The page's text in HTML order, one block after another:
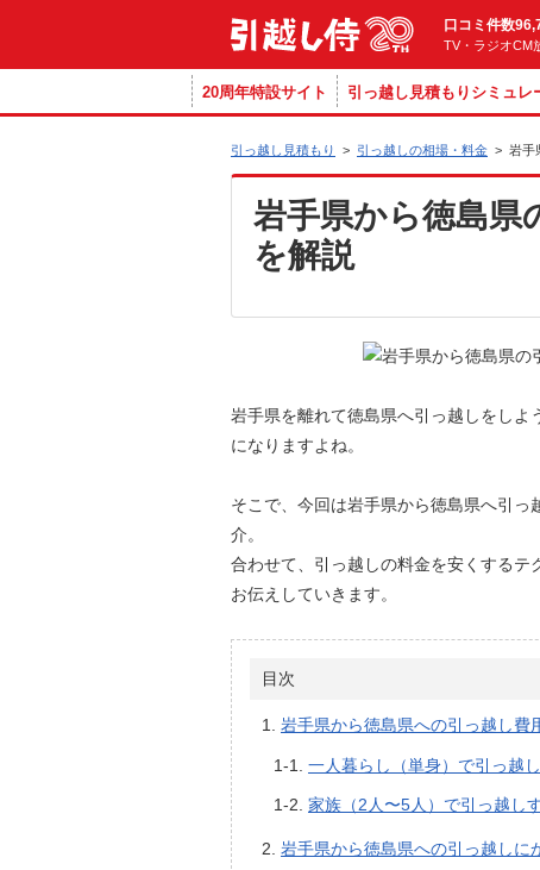
口コミ件数
TV・ラジオCM
20周年特設サイト 引っ越し見積もりシミュレ
引っ越し見積もり > 引っ越しの相場・料金 > 岩手
岩手県から徳島県
を解説
岩手県を離れて徳島県へ引っ越しをし
になりますよね。
そこで、今回は岩手県から徳島県へ引
介。
合わせて、引っ越しの料金を安くするテ
お伝えしていきます。
目次
岩手県から徳島県への引っ越し費
一人暮らし（単身）で引っ越
家族（2人〜5人）で引っ越し
岩手県から徳島県への引っ越しに